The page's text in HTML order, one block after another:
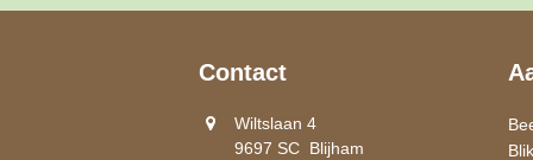
Contact
Wiltslaan 4
9697 SC Blijham